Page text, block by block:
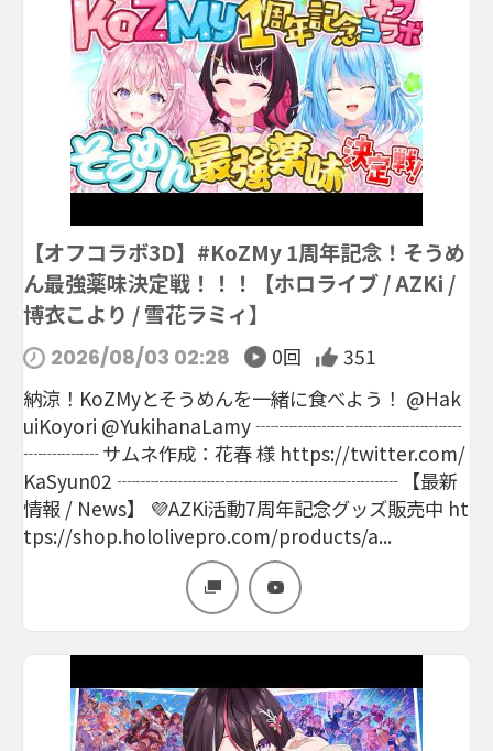
【オフコラボ3D】#KoZMy 1周年記念！そうめ
ん最強薬味決定戦！！！【ホロライブ / AZKi /
博衣こより / 雪花ラミィ】
2026/08/03 02:28 0回
351
納涼！KoZMyとそうめんを一緒に食べよう！ @Hak
uiKoyori @YukihanaLamy ┈┈┈┈┈┈┈┈┈┈┈
┈┈┈┈ サムネ作成：花春 様 https://twitter.com/
KaSyun02 ┈┈┈┈┈┈┈┈┈┈┈┈┈┈┈ 【最新
情報 / News】 💜AZKi活動7周年記念グッズ販売中 ht
tps://shop.hololivepro.com/products/a...